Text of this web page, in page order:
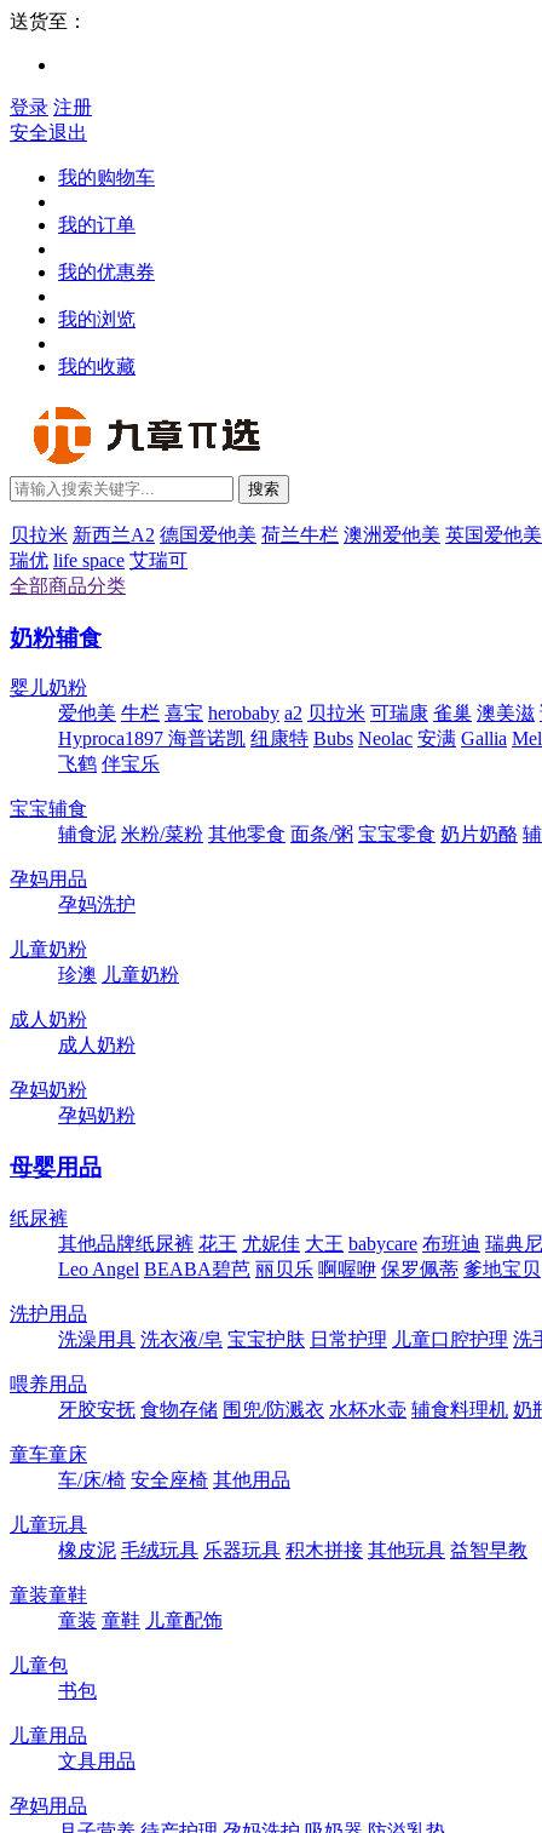
送货至：
登录 注册
安全退出
我的购物车
我的订单
我的优惠券
我的浏览
我的收藏
搜索
贝拉米 新西兰A2 德国爱他美 荷兰牛栏 澳洲爱他美 英国爱他美
瑞优 life space 艾瑞可
全部商品分类
奶粉辅食
婴儿奶粉
爱他美 牛栏 喜宝 herobaby a2 贝拉米 可瑞康 雀巢 澳美滋
Hyproca1897 海普诺凯 纽康特 Bubs Neolac 安满 Gallia
飞鹤 伴宝乐
宝宝辅食
辅食泥 米粉/菜粉 其他零食 面条/粥 宝宝零食 奶片奶酪
孕妈用品
孕妈洗护
儿童奶粉
珍澳 儿童奶粉
成人奶粉
成人奶粉
孕妈奶粉
孕妈奶粉
母婴用品
纸尿裤
其他品牌纸尿裤 花王 尤妮佳 大王 babycare 布班迪 瑞典
Leo Angel BEABA碧芭 丽贝乐 啊喔咿 保罗佩蒂 爹地宝贝
洗护用品
洗澡用具 洗衣液/皂 宝宝护肤 日常护理 儿童口腔护理 洗
喂养用品
牙胶安抚 食物存储 围兜/防溅衣 水杯水壶 辅食料理机 奶
童车童床
车/床/椅 安全座椅 其他用品
儿童玩具
橡皮泥 毛绒玩具 乐器玩具 积木拼接 其他玩具 益智早教
童装童鞋
童装 童鞋 儿童配饰
儿童包
书包
儿童用品
文具用品
孕妈用品